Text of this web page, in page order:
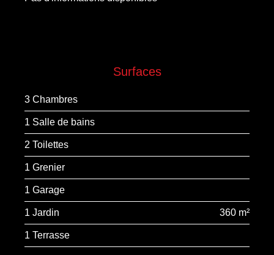
Surfaces
3 Chambres
1 Salle de bains
2 Toilettes
1 Grenier
1 Garage
1 Jardin 360 m²
1 Terrasse